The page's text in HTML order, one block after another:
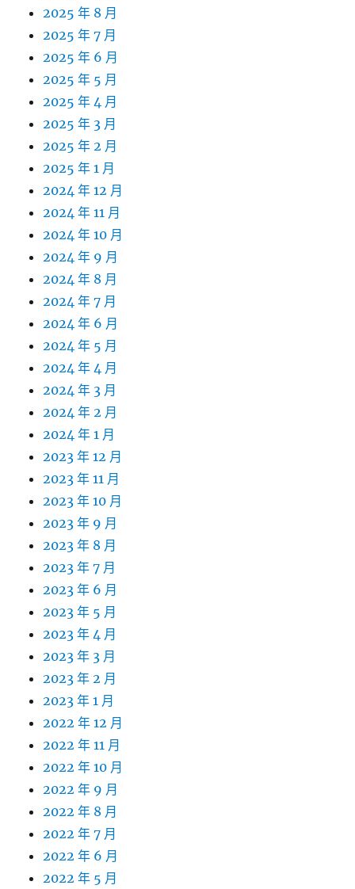
2025 年 8 月
2025 年 7 月
2025 年 6 月
2025 年 5 月
2025 年 4 月
2025 年 3 月
2025 年 2 月
2025 年 1 月
2024 年 12 月
2024 年 11 月
2024 年 10 月
2024 年 9 月
2024 年 8 月
2024 年 7 月
2024 年 6 月
2024 年 5 月
2024 年 4 月
2024 年 3 月
2024 年 2 月
2024 年 1 月
2023 年 12 月
2023 年 11 月
2023 年 10 月
2023 年 9 月
2023 年 8 月
2023 年 7 月
2023 年 6 月
2023 年 5 月
2023 年 4 月
2023 年 3 月
2023 年 2 月
2023 年 1 月
2022 年 12 月
2022 年 11 月
2022 年 10 月
2022 年 9 月
2022 年 8 月
2022 年 7 月
2022 年 6 月
2022 年 5 月